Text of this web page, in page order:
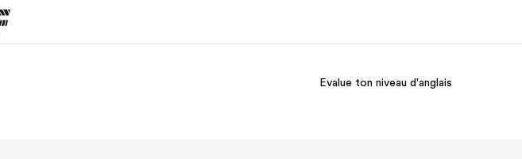
Evalue ton niveau d'anglais